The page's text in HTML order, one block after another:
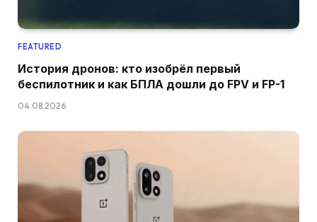
FEATURED
История дронов: кто изобрёл первый
беспилотник и как БПЛА дошли до FPV и FP-1
04.08.2026